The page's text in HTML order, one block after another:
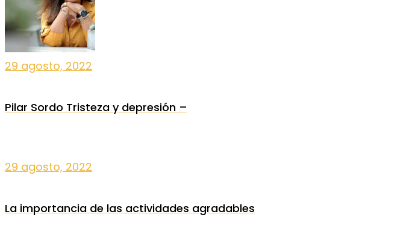
29 agosto, 2022
Pilar Sordo Tristeza y depresión –
29 agosto, 2022
La importancia de las actividades agradables